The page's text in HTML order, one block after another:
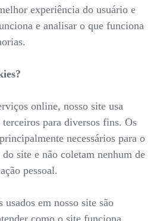
experiência do usuário e
e analisar o que funciona
online, nosso site usa
para diversos fins. Os
necessários para o
site e não coletam nenhum de
pessoal.
em nosso site são
como o site funciona,